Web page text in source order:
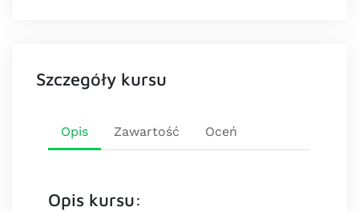
Szczegóły kursu
Opis Zawartość Oceń
Opis kursu: